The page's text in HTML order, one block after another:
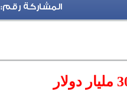
المشاركة رقم: